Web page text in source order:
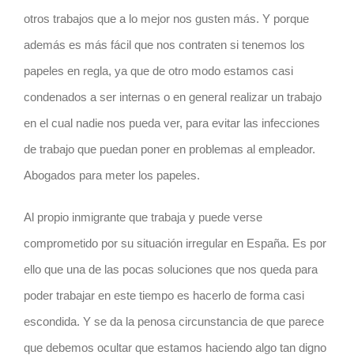
otros trabajos que a lo mejor nos gusten más. Y porque
además es más fácil que nos contraten si tenemos los
papeles en regla, ya que de otro modo estamos casi
condenados a ser internas o en general realizar un trabajo
en el cual nadie nos pueda ver, para evitar las infecciones
de trabajo que puedan poner en problemas al empleador.
Abogados para meter los papeles.
Al propio inmigrante que trabaja y puede verse
comprometido por su situación irregular en España. Es por
ello que una de las pocas soluciones que nos queda para
poder trabajar en este tiempo es hacerlo de forma casi
escondida. Y se da la penosa circunstancia de que parece
que debemos ocultar que estamos haciendo algo tan digno